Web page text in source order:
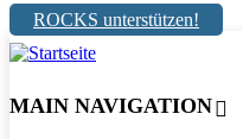
ROCKS unterstützen!
MAIN NAVIGATION